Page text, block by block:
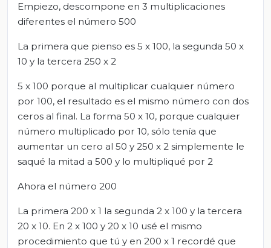
Empiezo, descompone en 3 multiplicaciones
diferentes el número 500
La primera que pienso es 5 x 100, la segunda 50 x
10 y la tercera 250 x 2
5 x 100 porque al multiplicar cualquier número
por 100, el resultado es el mismo número con dos
ceros al final. La forma 50 x 10, porque cualquier
número multiplicado por 10, sólo tenía que
aumentar un cero al 50 y 250 x 2 simplemente le
saqué la mitad a 500 y lo multipliqué por 2
Ahora el número 200
La primera 200 x 1 la segunda 2 x 100 y la tercera
20 x 10. En 2 x 100 y 20 x 10 usé el mismo
procedimiento que tú y en 200 x 1 recordé que